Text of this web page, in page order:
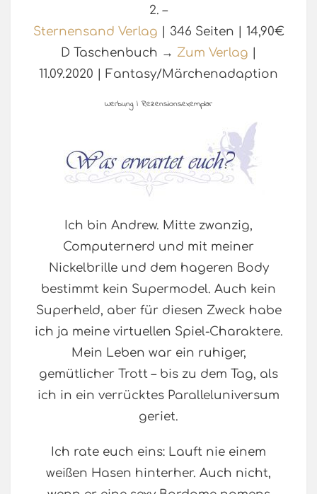
2. –
Sternensand Verlag | 346 Seiten | 14,90€
D Taschenbuch → Zum Verlag
11.09.2020 | Fantasy/Märchenadaption
Werbung | Rezensionsexemplar
Ich bin Andrew. Mitte zwanzig,
Computernerd und mit meiner
Nickelbrille und dem hageren Body
bestimmt kein Supermodel. Auch kein
Superheld, aber für diesen Zweck habe
ich ja meine virtuellen Spiel-Charaktere.
Mein Leben war ein ruhiger,
gemütlicher Trott – bis zu dem Tag, als
ich in ein verrücktes Paralleluniversum
geriet.
Ich rate euch eins: Lauft nie einem
weißen Hasen hinterher. Auch nicht,